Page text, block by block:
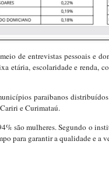
de entrevistas pessoais e
etária, escolaridade e renda,
paraibanos distribuídos
e Curimataú.
são mulheres. Segundo o
para garantir a qualidade e a